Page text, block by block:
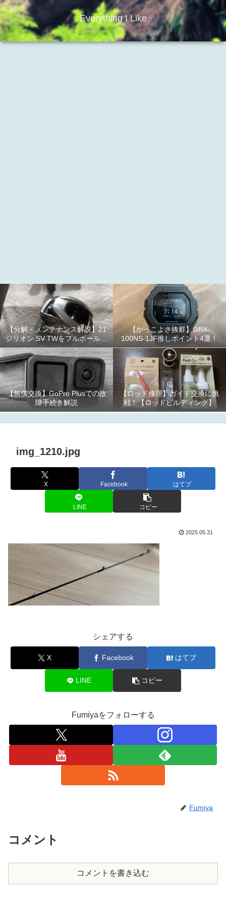
Everything I Like
【分解・メンテナンス解説】21
ジリオン SV TWをフルボールベ
アリング化！
【かっこよさ抜群】GBX-
100NS-1JF推しポイント4選！
【無償交換】GoPro Plusでの故
障手続き解説
【ロッド修理】ガイド交換に挑
戦！【ロッドビルディング】
img_1210.jpg
X Facebook はてブ
LINE コピー
2025.05.31
シェアする
X Facebook はてブ
LINE コピー
Fumiyaをフォローする
Fumiya
コメント
コメントを書き込む